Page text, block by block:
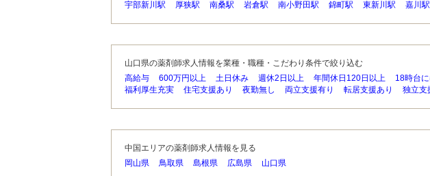
宇部新川駅
厚狭駅 南桑駅 岩倉駅 南小野田駅 錦町駅 東新川駅 嘉川駅
山口県の薬剤師求人情報を業種・職種・こだわり条件で絞り込む
高給与
600万円以上 土日休み 週休2日以上 年間休日120日以上 18時台
福利厚生充実
住宅支援あり 夜勤無し 両立支援有り 転居支援あり 独立支
中国エリアの薬剤師求人情報を見る
岡山県
鳥取県 島根県 広島県 山口県